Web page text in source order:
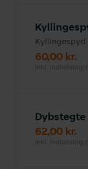
Kyllingespyd
60,00 kr.
inkl. indbetaling
62,00 kr.
inkl. indbetaling